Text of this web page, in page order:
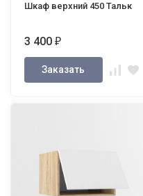
Шкаф верхний 450 Тальк
3 400₽
Заказать